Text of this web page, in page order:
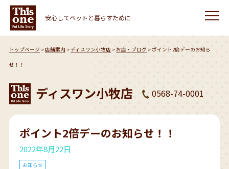
安心してペットと暮らすために
トップページ 店舗案内 ディスワン小牧店 お店・ブログ ポイント2倍デーのお知ら
せ！！
ディスワン小牧店 0568-74-0001
ポイント2倍デーのお知らせ！！
2022年8月22日
お知らせ